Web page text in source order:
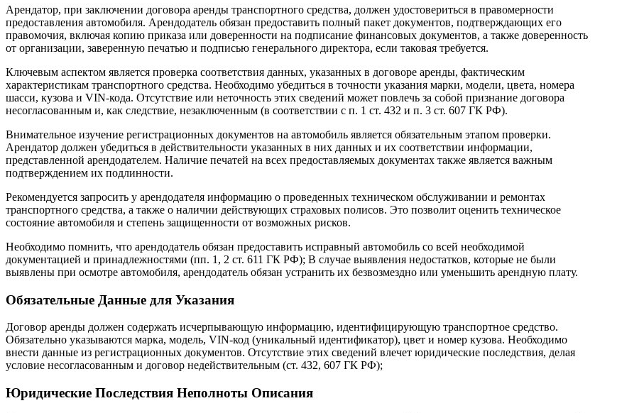
Арендатор, при заключении договора аренды транспортного средства, должен удостовериться в правомерности
предоставления автомобиля. Арендодатель обязан предоставить полный пакет документов, подтверждающих его
правомочия, включая копию приказа или доверенности на подписание финансовых документов, а также доверенность
от организации, заверенную печатью и подписью генерального директора, если таковая требуется.
Ключевым аспектом является проверка соответствия данных, указанных в договоре аренды, фактическим
характеристикам транспортного средства. Необходимо убедиться в точности указания марки, модели, цвета, номера
шасси, кузова и VIN-кода. Отсутствие или неточность этих сведений может повлечь за собой признание договора
несогласованным и, как следствие, незаключенным (в соответствии с п. 1 ст. 432 и п. 3 ст. 607 ГК РФ).
Внимательное изучение регистрационных документов на автомобиль является обязательным этапом проверки.
Арендатор должен убедиться в действительности указанных в них данных и их соответствии информации,
представленной арендодателем. Наличие печатей на всех предоставляемых документах также является важным
подтверждением их подлинности.
Рекомендуется запросить у арендодателя информацию о проведенных техническом обслуживании и ремонтах
транспортного средства, а также о наличии действующих страховых полисов. Это позволит оценить техническое
состояние автомобиля и степень защищенности от возможных рисков.
Необходимо помнить, что арендодатель обязан предоставить исправный автомобиль со всей необходимой
документацией и принадлежностями (пп. 1, 2 ст. 611 ГК РФ); В случае выявления недостатков, которые не были
выявлены при осмотре автомобиля, арендодатель обязан устранить их безвозмездно или уменьшить арендную плату.
Обязательные Данные для Указания
Договор аренды должен содержать исчерпывающую информацию, идентифицирующую транспортное средство.
Обязательно указываются марка, модель, VIN-код (уникальный идентификатор), цвет и номер кузова. Необходимо
внести данные из регистрационных документов. Отсутствие этих сведений влечет юридические последствия, делая
условие несогласованным и договор недействительным (ст. 432, 607 ГК РФ);
Юридические Последствия Неполноты Описания